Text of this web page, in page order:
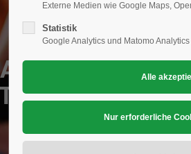
DEINE
Externe Medien wie Google Maps,
Statistik
Google Analytics und Matomo